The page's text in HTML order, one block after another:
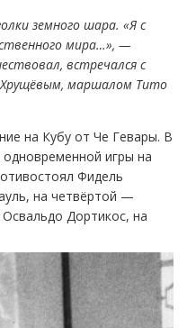
земного шара. «Я с
мира…», —
встречался с
маршалом Тито
на Кубу от Че Гевары. В
игры на
Фидель
на четвёртой —
Дортикос, на